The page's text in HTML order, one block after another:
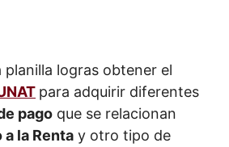
planilla logras obtener el
para adquirir diferentes
pago que se relacionan
la Renta y otro tipo de